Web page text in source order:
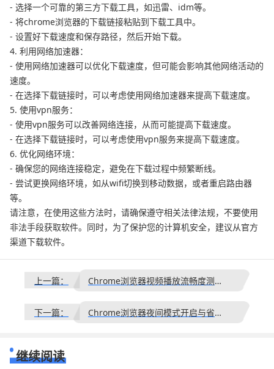
- 选择一个可靠的第三方下载工具，如迅雷、idm等。
- 将chrome浏览器的下载链接粘贴到下载工具中。
- 设置好下载速度和保存路径，然后开始下载。
4. 利用网络加速器：
- 使用网络加速器可以优化下载速度，但可能会影响其他网络活动的
速度。
- 在选择下载链接时，可以考虑使用网络加速器来提高下载速度。
5. 使用vpn服务：
- 使用vpn服务可以改善网络连接，从而可能提高下载速度。
- 在选择下载链接时，可以考虑使用vpn服务来提高下载速度。
6. 优化网络环境：
- 确保您的网络连接稳定，避免在下载过程中频繁断线。
- 尝试更换网络环境，如从wifi切换到移动数据，或者重启路由器
等。
请注意，在使用这些方法时，请确保遵守相关法律法规，不要使用
非法手段获取软件。同时，为了保护您的计算机安全，建议从官方
渠道下载软件。
上一篇： Chrome浏览器视频播放流畅度测试与优化
下一篇： Chrome浏览器夜间模式开启与省电技巧分享
继续阅读